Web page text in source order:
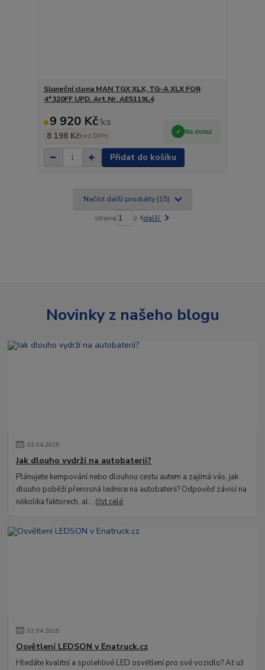
Sluneční clona MAN TGX XLX, TG-A XLX FOR
4*320FF UPD. Art.Nr. AE5119L4
9 920 Kč/ks
8 198 Kčbez DPH
Na dotaz
Přidat do košíku
Načíst další produkty (15)
strana z 4další
Novinky z našeho blogu
03.04.2025
Jak dlouho vydrží na autobaterii?
Plánujete kempování nebo dlouhou cestu autem a zajímá vás, jak
dlouho poběží přenosná lednice na autobaterii? Odpověď závisí na
několika faktorech, al...číst celé
02.04.2025
Osvětlení LEDSON v Enatruck.cz
Hledáte kvalitní a spolehlivé LED osvětlení pro své vozidlo? Ať už